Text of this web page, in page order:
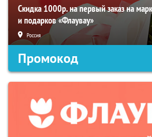
Скидка 1000р. на первый заказ на
и подарков «Флаувау»
Россия
Промокод